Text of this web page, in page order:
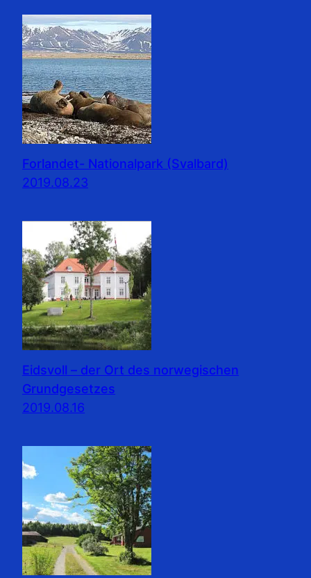
Forlandet- Nationalpark (Svalbard)
2019.08.23
Eidsvoll – der Ort des norwegischen
Grundgesetzes
2019.08.16